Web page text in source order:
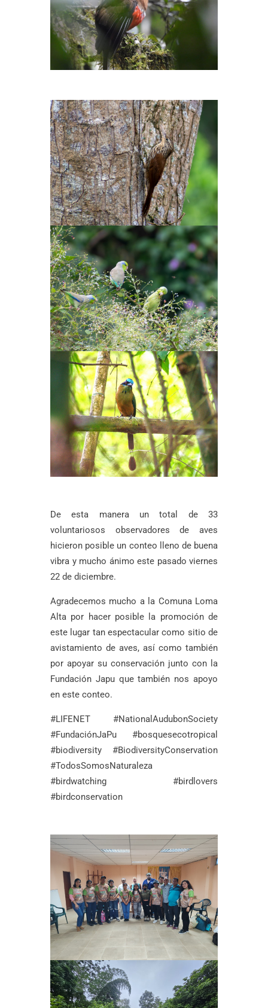
De esta manera un total de 33
voluntariosos observadores de aves
hicieron posible un conteo lleno de buena
vibra y mucho ánimo este pasado viernes
22 de diciembre.
Agradecemos mucho a la Comuna Loma
Alta por hacer posible la promoción de
este lugar tan espectacular como sitio de
avistamiento de aves, así como también
por apoyar su conservación junto con la
Fundación Japu que también nos apoyo
en este conteo.
#LIFENET #NationalAudubonSociety
#FundaciónJaPu #bosquesecotropical
#biodiversity #BiodiversityConservation
#TodosSomosNaturaleza
#birdwatching #birdlovers
#birdconservation